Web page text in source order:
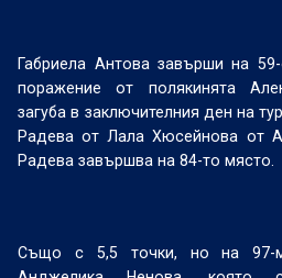
Габриела Антова завърши на
поражение от полякинята
загуба в заключителния ден на
Радева от Лала Хюсейнова от
Радева завършва на 84-то място.
Също с 5,5 точки, но на 97-